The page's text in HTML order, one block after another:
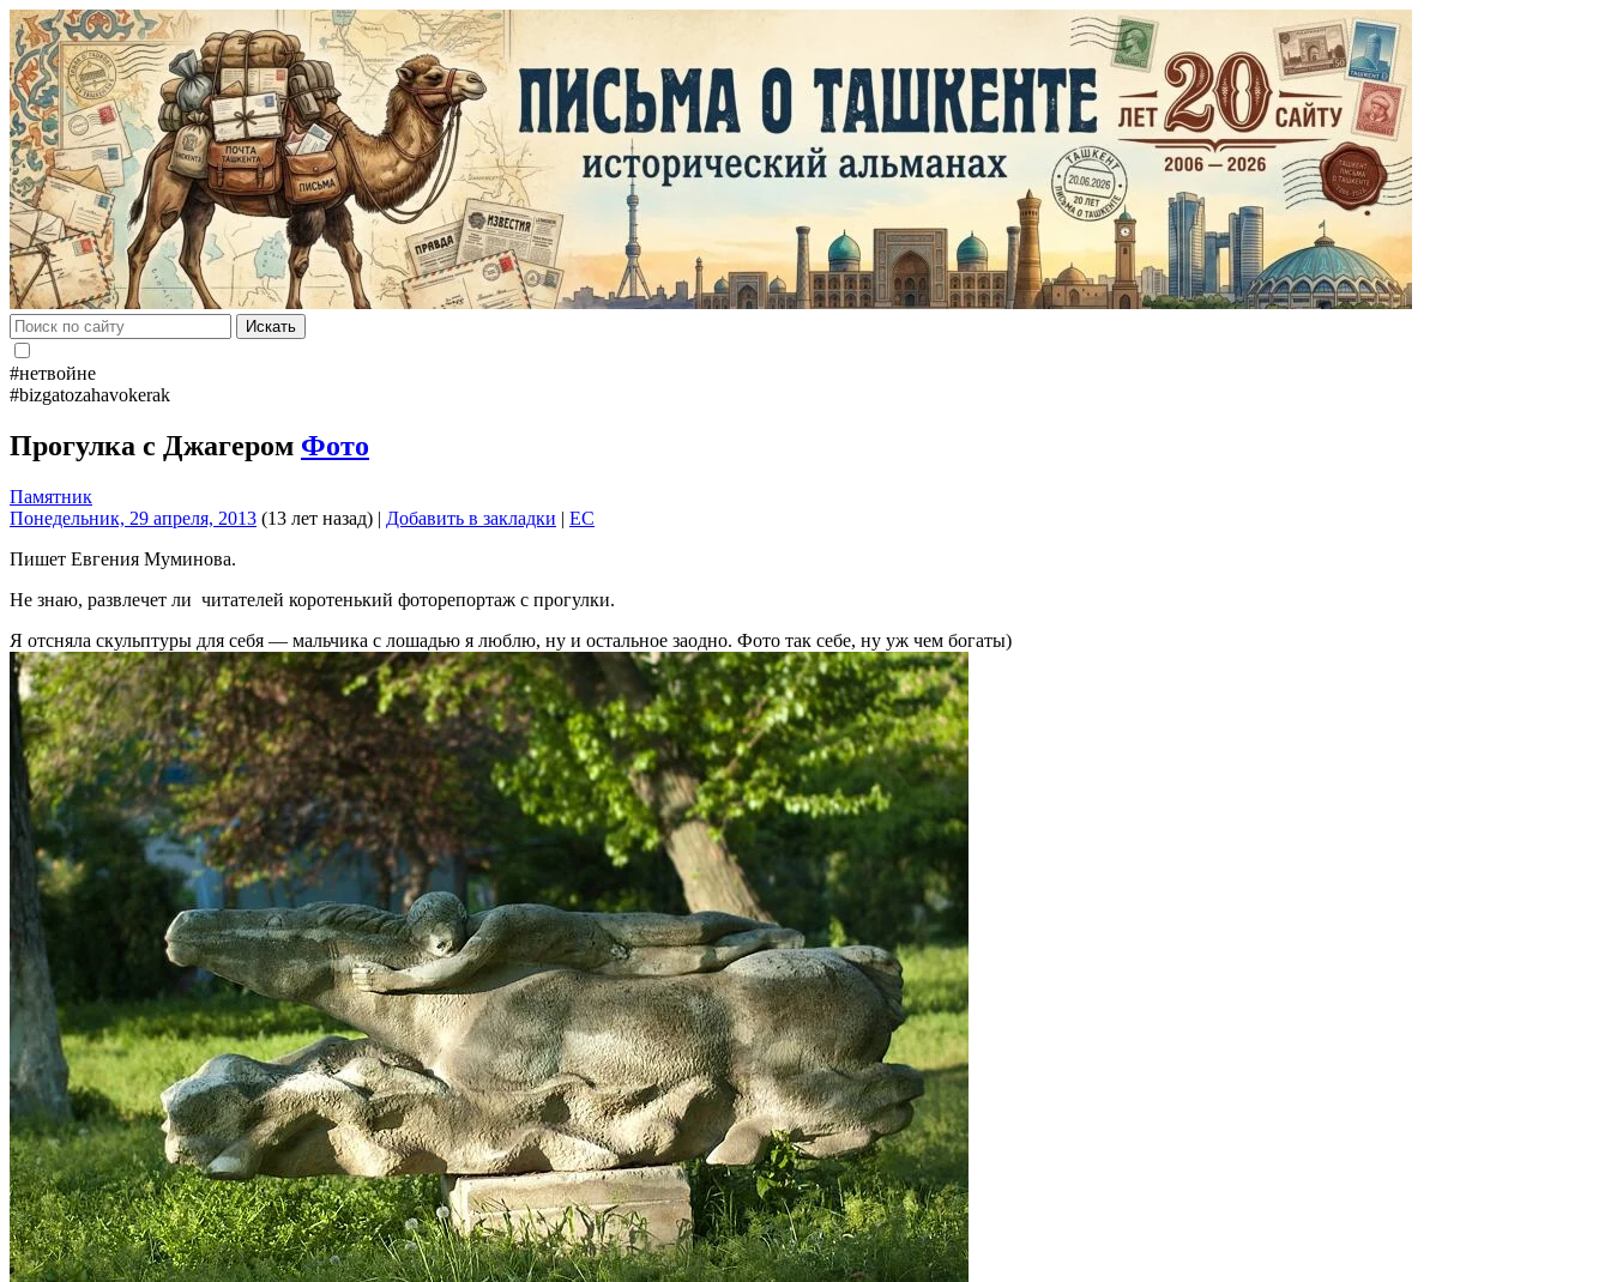
Искать
#нетвойне
#bizgatozahavokerak
Прогулка с Джагером Фото
Памятник
Понедельник, 29 апреля, 2013 (13 лет назад) | Добавить в закладки | EC
Пишет Евгения Муминова.
Не знаю, развлечет ли читателей коротенький фоторепортаж с прогулки.
Я отсняла скульптуры для себя — мальчика с лошадью я люблю, ну и остальное заодно. Фото так себе, ну уж чем богаты)